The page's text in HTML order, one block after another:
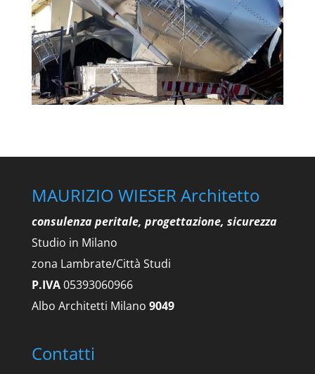
MAURIZIO WIESER Architetto
consulenza peritale, progettazione, sicurezza
Studio in Milano
zona Lambrate/Città Studi
P.IVA05393060966
Albo Architetti Milano 9049
Contatti